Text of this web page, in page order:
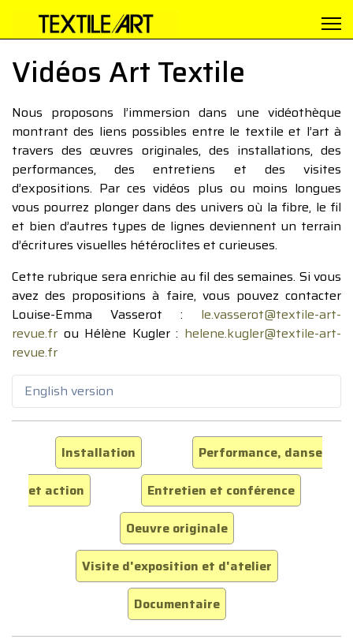
Vidéos Art Textile
Nous proposons l’immersion dans une vidéothèque
montrant des liens possibles entre le textile et l’art à
travers des œuvres originales, des installations, des
performances, des entretiens et des visites
d’expositions. Par ces vidéos plus ou moins longues
vous pourrez plonger dans des univers où la fibre, le fil
et bien d’autres types de lignes deviennent un terrain
d’écritures visuelles hétéroclites et curieuses.
Cette rubrique sera enrichie au fil des semaines. Si vous
avez des propositions à faire, vous pouvez contacter
Louise-Emma Vasserot : le.vasserot@textile-art-
revue.fr ou Hélène Kugler : helene.kugler@textile-art-
revue.fr
English version
Installation
Performance, danse
et action
Entretien et conférence
Oeuvre originale
Visite d'exposition et d'atelier
Documentaire